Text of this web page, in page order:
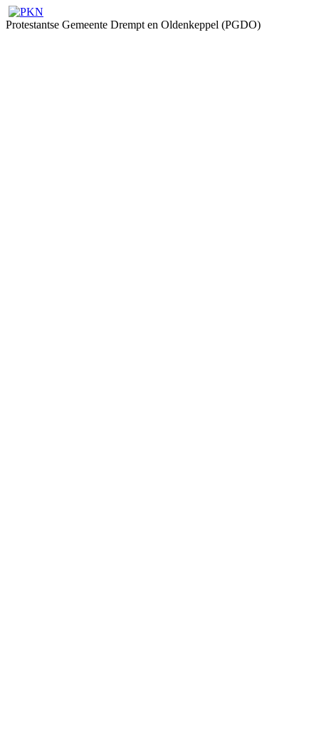
Protestantse Gemeente Drempt en Oldenkeppel (PGDO)